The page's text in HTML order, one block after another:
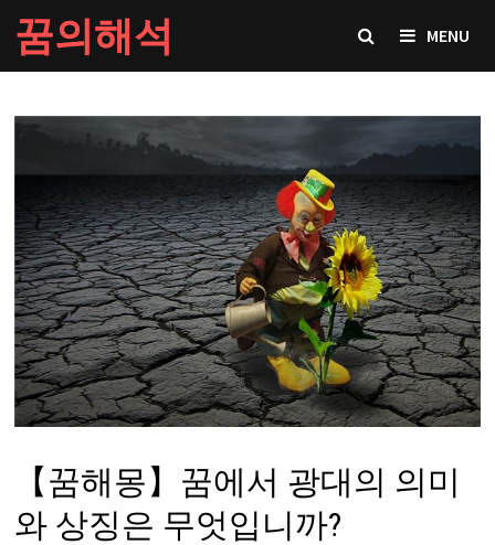
Skip
to
content
꿈의해석 MENU
【꿈해몽】꿈에서 광대의 의미
와 상징은 무엇입니까?